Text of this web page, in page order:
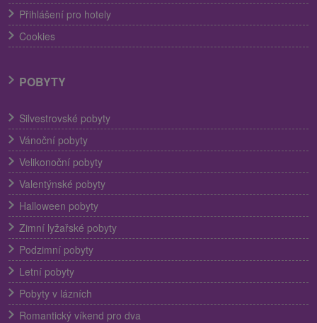
Přihlášení pro hotely
Cookies
POBYTY
Silvestrovské pobyty
Vánoční pobyty
Velikonoční pobyty
Valentýnské pobyty
Halloween pobyty
Zimní lyžařské pobyty
Podzimní pobyty
Letní pobyty
Pobyty v lázních
Romantický víkend pro dva